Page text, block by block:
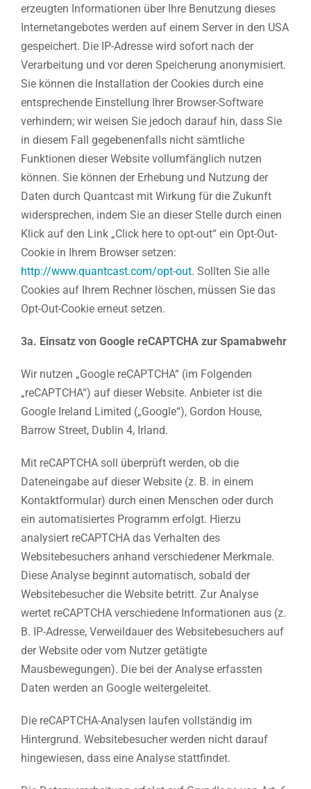
erzeugten Informationen über Ihre Benutzung dieses
Internetangebotes werden auf einem Server in den USA
gespeichert. Die IP-Adresse wird sofort nach der
Verarbeitung und vor deren Speicherung anonymisiert.
Sie können die Installation der Cookies durch eine
entsprechende Einstellung Ihrer Browser-Software
verhindern; wir weisen Sie jedoch darauf hin, dass Sie
in diesem Fall gegebenenfalls nicht sämtliche
Funktionen dieser Website vollumfänglich nutzen
können. Sie können der Erhebung und Nutzung der
Daten durch Quantcast mit Wirkung für die Zukunft
widersprechen, indem Sie an dieser Stelle durch einen
Klick auf den Link „Click here to opt-out“ ein Opt-Out-
Cookie in Ihrem Browser setzen:
http://www.quantcast.com/opt-out. Sollten Sie alle
Cookies auf Ihrem Rechner löschen, müssen Sie das
Opt-Out-Cookie erneut setzen.
3a. Einsatz von Google reCAPTCHA zur Spamabwehr
Wir nutzen „Google reCAPTCHA“ (im Folgenden
„reCAPTCHA“) auf dieser Website. Anbieter ist die
Google Ireland Limited („Google“), Gordon House,
Barrow Street, Dublin 4, Irland.
Mit reCAPTCHA soll überprüft werden, ob die
Dateneingabe auf dieser Website (z. B. in einem
Kontaktformular) durch einen Menschen oder durch
ein automatisiertes Programm erfolgt. Hierzu
analysiert reCAPTCHA das Verhalten des
Websitebesuchers anhand verschiedener Merkmale.
Diese Analyse beginnt automatisch, sobald der
Websitebesucher die Website betritt. Zur Analyse
wertet reCAPTCHA verschiedene Informationen aus (z.
B. IP-Adresse, Verweildauer des Websitebesuchers auf
der Website oder vom Nutzer getätigte
Mausbewegungen). Die bei der Analyse erfassten
Daten werden an Google weitergeleitet.
Die reCAPTCHA-Analysen laufen vollständig im
Hintergrund. Websitebesucher werden nicht darauf
hingewiesen, dass eine Analyse stattfindet.